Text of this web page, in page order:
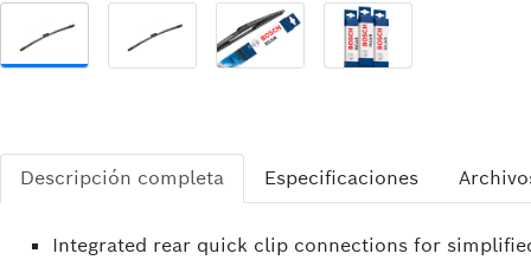
Descripción completa Especificaciones
Integrated rear quick clip connections for